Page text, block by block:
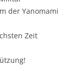
der Yanomami
Zeit